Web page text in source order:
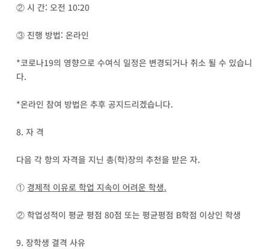
② 시 간: 오전 10:20
③ 진행 방법: 온라인
*코로나19의 영향으로 수여식 일정은 변경되거나 취소 될 수 있습니
다.
*온라인 참여 방법은 추후 공지드리겠습니다.
8. 자 격
다음 각 항의 자격을 지닌 총(학)장의 추천을 받은 자.
① 경제적 이유로 학업 지속이 어려운 학생.
② 학업성적이 평균 평점 80점 또는 평균평점 B학점 이상인 학생
9. 장학생 결격 사유